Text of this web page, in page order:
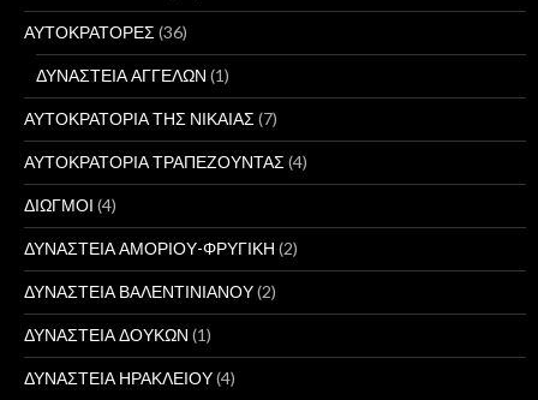
ΑΥΤΟΚΡΑΤΟΡΕΣ (36)
ΔΥΝΑΣΤΕΙΑ ΑΓΓΕΛΩΝ (1)
ΑΥΤΟΚΡΑΤΟΡΙΑ ΤΗΣ ΝΙΚΑΙΑΣ (7)
ΑΥΤΟΚΡΑΤΟΡΙΑ ΤΡΑΠΕΖΟΥΝΤΑΣ (4)
ΔΙΩΓΜΟΙ (4)
ΔΥΝΑΣΤΕΙΑ ΑΜΟΡΙΟΥ-ΦΡΥΓΙΚΗ (2)
ΔΥΝΑΣΤΕΙΑ ΒΑΛΕΝΤΙΝΙΑΝΟΥ(2)
ΔΥΝΑΣΤΕΙΑ ΔΟΥΚΩΝ (1)
ΔΥΝΑΣΤΕΙΑ ΗΡΑΚΛΕΙΟΥ(4)